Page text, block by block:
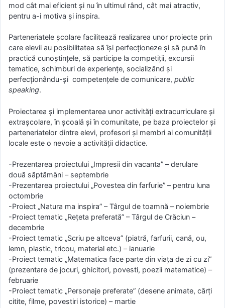
mod cât mai eficient și nu în ultimul rând, cât mai atractiv,
pentru a-i motiva și inspira.
Parteneriatele școlare facilitează realizarea unor proiecte prin
care elevii au posibilitatea să își perfecționeze și să pună în
practică cunoștințele, să participe la competiții, excursii
tematice, schimburi de experiențe, socializând și
perfecționându-și competențele de comunicare, public
speaking.
Proiectarea şi implementarea unor activități extracurriculare şi
extrașcolare, în școală și în comunitate, pe baza proiectelor şi
parteneriatelor dintre elevi, profesori şi membri ai comunității
locale este o nevoie a activității didactice.
-Prezentarea proiectului „Impresii din vacanta” – derulare
două săptămâni – septembrie
-Prezentarea proiectului „Povestea din farfurie” – pentru luna
octombrie
-Proiect „Natura ma inspira” – Târgul de toamnă – noiembrie
-Proiect tematic „Rețeta preferată” – Târgul de Crăciun –
decembrie
-Proiect tematic „Scriu pe altceva” (piatră, farfurii, cană, ou,
lemn, plastic, tricou, material etc.) – ianuarie
-Proiect tematic „Matematica face parte din viața de zi cu zi”
(prezentare de jocuri, ghicitori, povesti, poezii matematice) –
februarie
-Proiect tematic „Personaje preferate” (desene animate, cărți
citite, filme, povestiri istorice) – martie